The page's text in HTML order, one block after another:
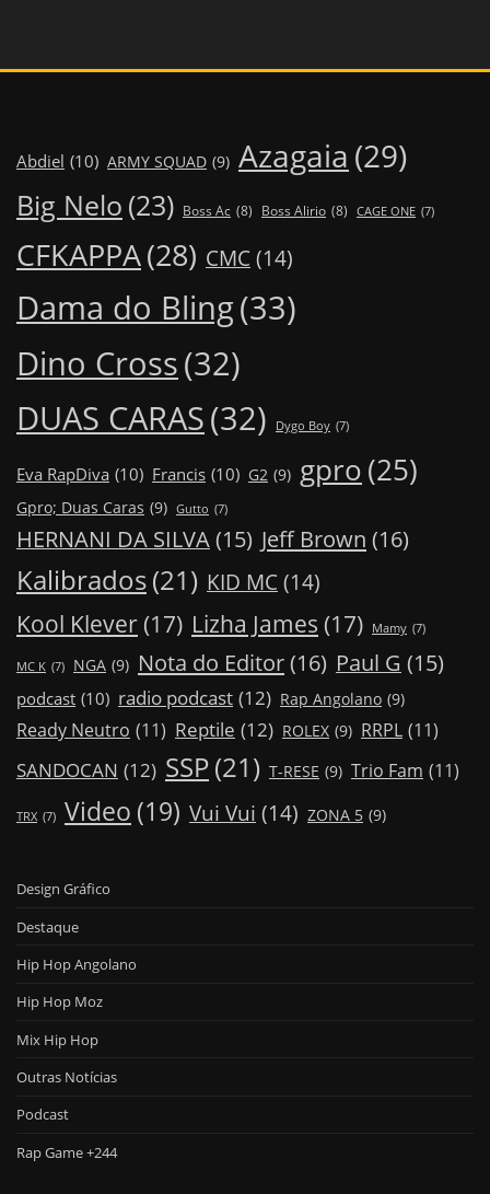
Abdiel (10) ARMY SQUAD (9) Azagaia (29)
Big Nelo (23) Boss Ac (8) Boss Alirio (8) CAGE ONE (7)
CFKAPPA(28) CMC (14)
Dama do Bling(33)
Dino Cross(32)
DUAS CARAS(32) Dygo Boy (7)
Eva RapDiva (10) Francis (10) G2 (9) gpro(25)
Gpro; Duas Caras (9) Gutto (7)
HERNANI DA SILVA(15) Jeff Brown (16)
Kalibrados(21) KID MC (14)
Kool Klever (17) Lizha James (17) Mamy (7)
MC K (7) NGA (9) Nota do Editor(16) Paul G (15)
podcast (10) radio podcast (12) Rap Angolano (9)
Ready Neutro (11) Reptile (12) ROLEX (9) RRPL (11)
SANDOCAN (12) SSP(21) T-RESE (9) Trio Fam (11)
TRX (7) Video (19) Vui Vui (14) ZONA 5 (9)
Design Gráfico
Destaque
Hip Hop Angolano
Hip Hop Moz
Mix Hip Hop
Outras Notícias
Podcast
Rap Game +244